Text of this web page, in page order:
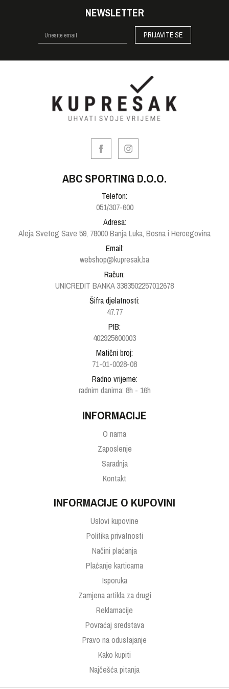
NEWSLETTER
PRIJAVITE SE
ABC SPORTING D.O.O.
Telefon:
051/307-600
Adresa:
Aleja Svetog Save 59, 78000 Banja Luka, Bosna i Hercegovina
Email:
webshop@kupresak.ba
Račun:
UNICREDIT BANKA 3383502257012678
Šifra djelatnosti:
47.77
PIB:
402925600003
Matični broj:
71-01-0028-08
Radno vrijeme:
radnim danima: 8h - 16h
INFORMACIJE
O nama
Zaposlenje
Saradnja
Kontakt
INFORMACIJE O KUPOVINI
Uslovi kupovine
Politika privatnosti
Načini plaćanja
Plaćanje karticama
Isporuka
Zamjena artikla za drugi
Reklamacije
Povraćaj sredstava
Pravo na odustajanje
Kako kupiti
Najčešća pitanja